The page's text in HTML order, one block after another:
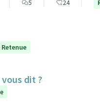
5 24
Retenue
dit ?